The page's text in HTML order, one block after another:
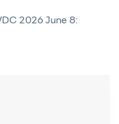
2026 June 8: